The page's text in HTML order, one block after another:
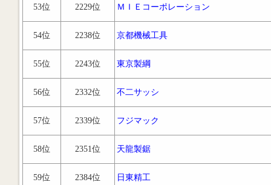
53位 2229位 ＭＩＥコーポレーション
54位 2238位 京都機械工具
55位 2243位 東京製綱
56位 2332位 不二サッシ
57位 2339位 フジマック
58位 2351位 天龍製鋸
59位 2384位 日東精工